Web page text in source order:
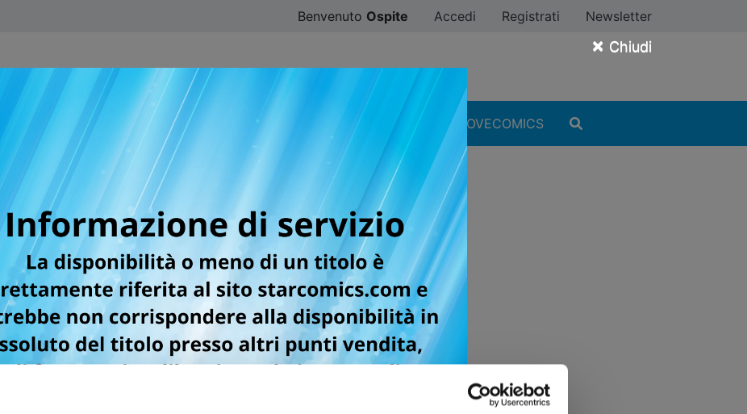
× Chiudi
Benvenuto Ospite Accedi Registrati Newsletter
CATALOGO SFOGLIA ONLINE DIGISTAR #ILOVEMANGA #ILOVECOMICS